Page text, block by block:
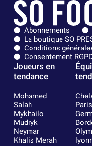
Abonnements
La boutique SO
Conditions
Consentement RGPD
Joueurs en
tendance
Mohamed
Salah
Mykhailo
Mudryk
Neymar
Khalis Merah